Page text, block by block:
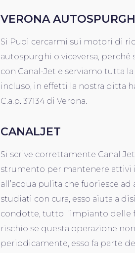
VERONA
Si Puoi cercarmi sui motori di
autospurghi o viceversa,
con Canal-Jet e serviamo tutta
incluso, in effetti la nostra ditta
C.a.p. 37134 di Verona.
CANALJET
Si scrive correttamente Canal
strumento per mantenere attivi
all’acqua pulita che fuoriesce
studiati con cura, esso aiuta a
condotte, tutto l’impianto delle
rischio se questa operazione
periodicamente, esso fa parte